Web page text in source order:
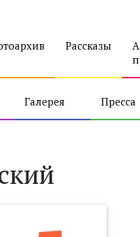
Рассказы
Галерея Пресса